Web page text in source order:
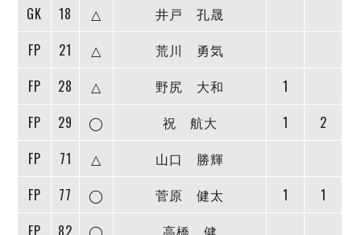
GK
18 △
井戸 孔晟
FP
21 △
荒川 勇気
FP
28 △ 野尻 大和
1
FP
29 ◯ 祝 航大 1
2
FP
71 △
山口 勝輝
FP
77 ◯ 菅原 健太 1
1
FP
82 ◯
高橋 健